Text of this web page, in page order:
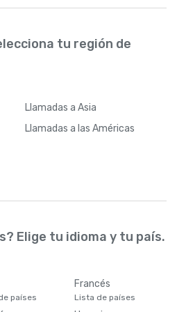
tu región de
Llamadas a Asia
Llamadas a las Américas
Elige tu idioma y tu país.
países
Francés
Lista de países